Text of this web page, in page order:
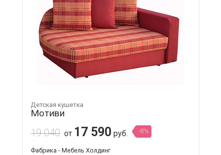
Детская кушетка
Мотиви
19 040 от 17 590 руб. -8%
Фабрика - Мебель Холдинг